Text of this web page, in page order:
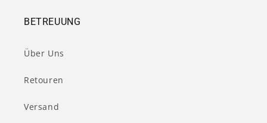
BETREUUNG
Über Uns
Retouren
Versand